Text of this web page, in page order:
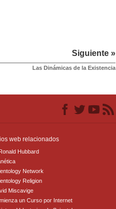
Siguiente »
Las Dinámicas de la Existencia
web relacionados
Hubbard
Network
Religion
Miscavige
un Curso por Internet